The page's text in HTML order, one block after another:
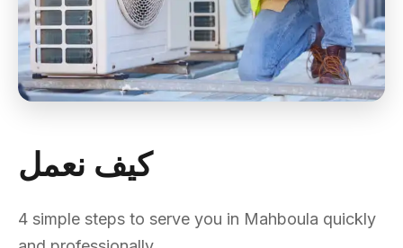
كيف نعمل
4 simple steps to serve you in Mahboula quickly